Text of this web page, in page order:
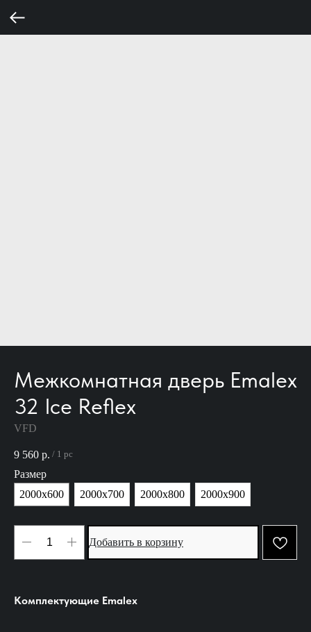
Межкомнатная дверь Emalex
32 Ice Reflex
VFD
9 560 р. / 1 pc
Размер
2000х600
2000х700 2000х800 2000х900
Добавить в корзину
Комплектующие Emalex